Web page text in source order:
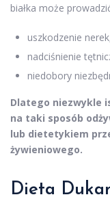
białka może
uszkodzenie
nadciśnienie
niedobory
Dlatego niezwykle
na taki sposób
lub dietetykiem
żywieniowego.
Dieta